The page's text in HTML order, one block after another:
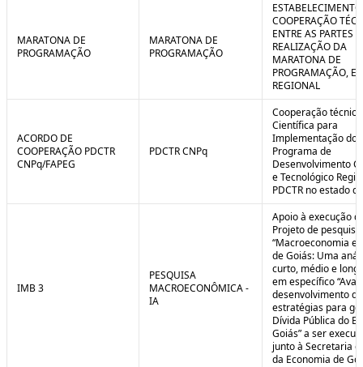
MARATONA DE
PROGRAMAÇÃO
MARATONA DE
PROGRAMAÇÃO
COOPERAÇÃO
ENTRE AS PARTES
REALIZAÇÃO DA
MARATONA DE
PROGRAMAÇÃO,
REGIONAL
ACORDO DE
COOPERAÇÃO PDCTR
CNPq/FAPEG
PDCTR CNPq
Cooperação
Científica para
Implementação do
Programa de
Desenvolvimento
e Tecnológico
PDCTR no estado
IMB 3
PESQUISA
MACROECONÔMICA -
IA
Apoio à execução
Projeto de pesquisa
“Macroeconomia e
de Goiás: Uma
curto, médio e
em específico
desenvolvimento de
estratégias para
Dívida Pública do
Goiás” a ser
junto à Secretaria
da Economia de